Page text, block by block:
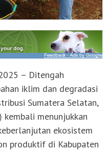
– Ditengah
iklim dan degradasi
Sumatera Selatan,
kembali menunjukkan
ekosistem
produktif di Kabupaten